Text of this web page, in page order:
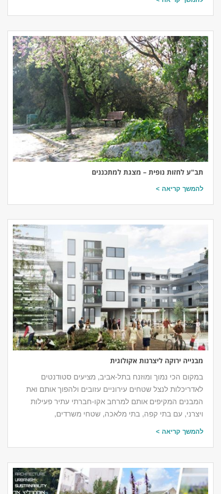
תב"ע לחזות נופית – מצגת למתכננים
להמשך קריאה >
מבנייה ירוקה ליצרנות אקולוגית
במקום הכי נמוך ומוזנח בתל-אביב, מציעים סטודנטים
לאדריכלות לנצל שטחים עירוניים עזובים ולהפוך אותם ואת
המבנים המקיפים אותם למרחב אקו-חברתי עתיר פעילות
ויצרני, עם בתי קפה, בתי מלאכה, שטחי משרדים,
להמשך קריאה >